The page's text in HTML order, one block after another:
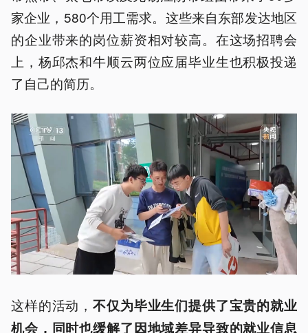
家企业，580个用工需求。这些来自东部发达地区
的企业带来的岗位薪资相对较高。在这场招聘会
上，杨邱杰和牛顺云两位应届毕业生也积极投递
了自己的简历。
这样的活动，不仅为毕业生们提供了宝贵的就业
机会，同时也缓解了因地域差异导致的就业信息